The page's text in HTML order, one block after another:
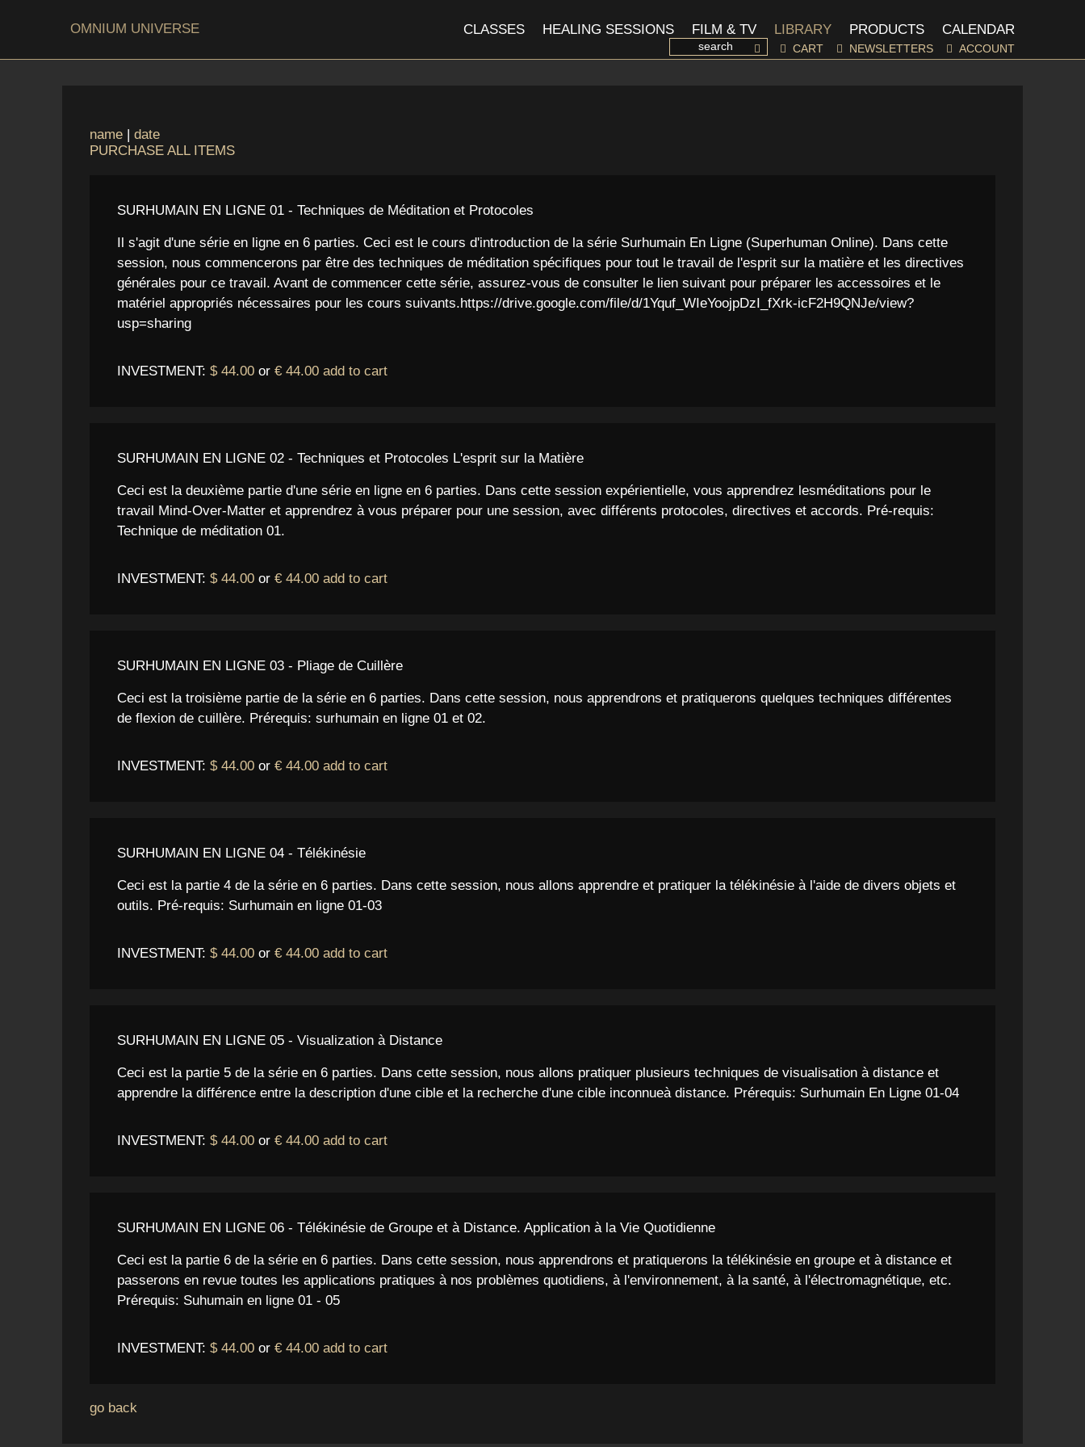
CLASSES HEALING SESSIONS FILM & TV LIBRARY PRODUCTS CALENDAR
OMNIUM UNIVERSE
CART NEWSLETTERS ACCOUNT
name | date
PURCHASE ALL ITEMS
SURHUMAIN EN LIGNE 01 - Techniques de Méditation et Protocoles
Il s'agit d'une série en ligne en 6 parties. Ceci est le cours d'introduction de la série Surhumain En Ligne (Superhuman Online). Dans cette
session, nous commencerons par être des techniques de méditation spécifiques pour tout le travail de l'esprit sur la matière et les directives
générales pour ce travail. Avant de commencer cette série, assurez-vous de consulter le lien suivant pour préparer les accessoires et le
matériel appropriés nécessaires pour les cours suivants.https://drive.google.com/file/d/1Yquf_WIeYoojpDzI_fXrk-icF2H9QNJe/view?
usp=sharing
INVESTMENT: $ 44.00 or € 44.00 add to cart
SURHUMAIN EN LIGNE 02 - Techniques et Protocoles L'esprit sur la Matière
Ceci est la deuxième partie d'une série en ligne en 6 parties. Dans cette session expérientielle, vous apprendrez lesméditations pour le
travail Mind-Over-Matter et apprendrez à vous préparer pour une session, avec différents protocoles, directives et accords. Pré-requis:
Technique de méditation 01.
INVESTMENT: $ 44.00 or € 44.00 add to cart
SURHUMAIN EN LIGNE 03 - Pliage de Cuillère
Ceci est la troisième partie de la série en 6 parties. Dans cette session, nous apprendrons et pratiquerons quelques techniques différentes
de flexion de cuillère. Prérequis: surhumain en ligne 01 et 02.
INVESTMENT: $ 44.00 or € 44.00 add to cart
SURHUMAIN EN LIGNE 04 - Télékinésie
Ceci est la partie 4 de la série en 6 parties. Dans cette session, nous allons apprendre et pratiquer la télékinésie à l'aide de divers objets et
outils. Pré-requis: Surhumain en ligne 01-03
INVESTMENT: $ 44.00 or € 44.00 add to cart
SURHUMAIN EN LIGNE 05 - Visualization à Distance
Ceci est la partie 5 de la série en 6 parties. Dans cette session, nous allons pratiquer plusieurs techniques de visualisation à distance et
apprendre la différence entre la description d'une cible et la recherche d'une cible inconnueà distance. Prérequis: Surhumain En Ligne 01-04
INVESTMENT: $ 44.00 or € 44.00 add to cart
SURHUMAIN EN LIGNE 06 - Télékinésie de Groupe et à Distance. Application à la Vie Quotidienne
Ceci est la partie 6 de la série en 6 parties. Dans cette session, nous apprendrons et pratiquerons la télékinésie en groupe et à distance et
passerons en revue toutes les applications pratiques à nos problèmes quotidiens, à l'environnement, à la santé, à l'électromagnétique, etc.
Prérequis: Suhumain en ligne 01 - 05
INVESTMENT: $ 44.00 or € 44.00 add to cart
go back